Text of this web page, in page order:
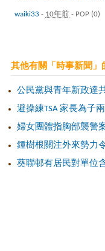
waiki33 - 10年前 - POP (0)
其他有關「時事新聞」
公民黨與青年新政達
避操練TSA 家長為子
婦女團體指胸部襲警
鍾樹根關注外來勢力
葵聯邨有居民對單位